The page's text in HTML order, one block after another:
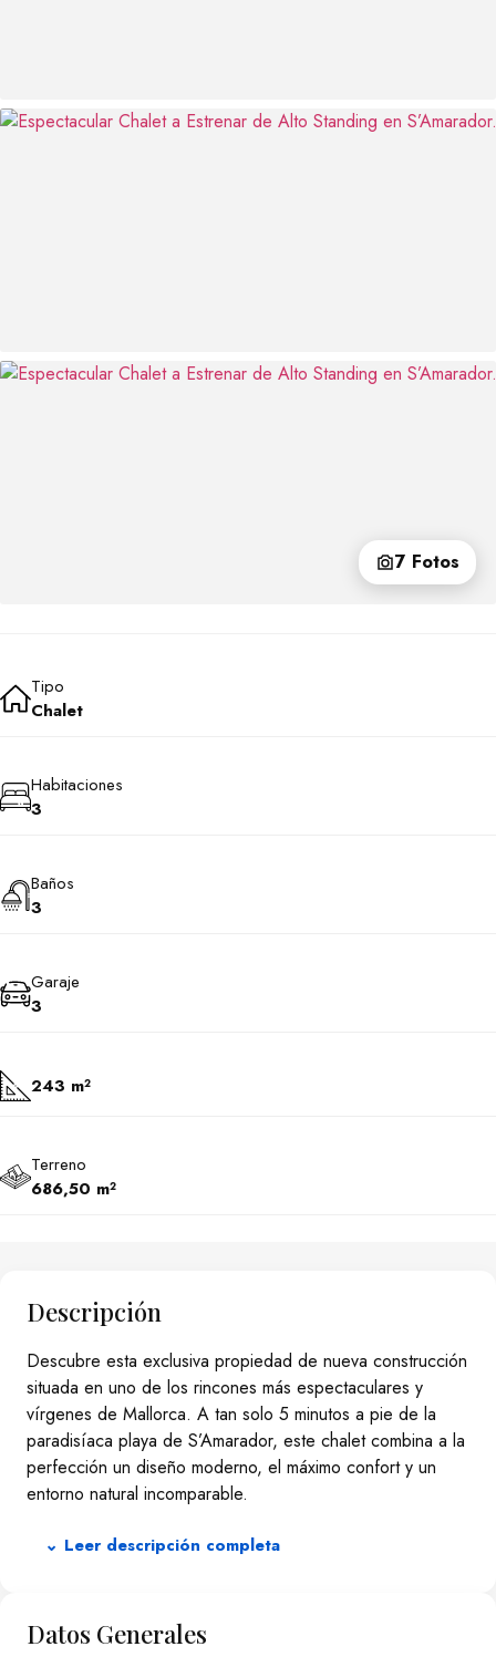
7 Fotos
Tipo
Chalet
Habitaciones
3
Baños
3
Garaje
3
243 m²
Terreno
686,50 m²
Descripción
Descubre esta exclusiva propiedad de nueva construcción
situada en uno de los rincones más espectaculares y
vírgenes de Mallorca. A tan solo 5 minutos a pie de la
paradisíaca playa de S’Amarador, este chalet combina a la
perfección un diseño moderno, el máximo confort y un
entorno natural incomparable.
Características principales:
Baños: 2 baños completos + 1 práctico aseo de cortesía.
⌄ Leer descripción completa
Datos Generales